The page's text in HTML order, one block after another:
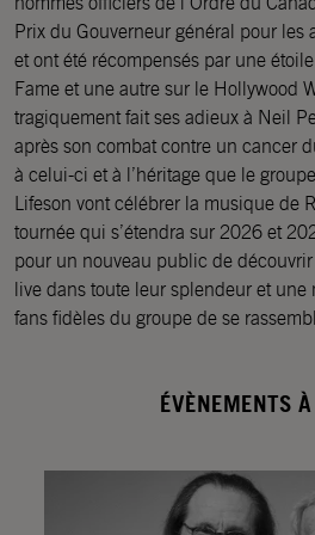
Prix du Gouverneur général pour les
et ont été récompensés par une
Fame et une autre sur le Hollywood
tragiquement fait ses adieux à Neil
après son combat contre un cancer
à celui-ci et à l’héritage que le
Lifeson vont célébrer la musique de
tournée qui s’étendra sur 2026 et
pour un nouveau public de
live dans toute leur splendeur et
fans fidèles du groupe de se
ÉVÈNEMENTS